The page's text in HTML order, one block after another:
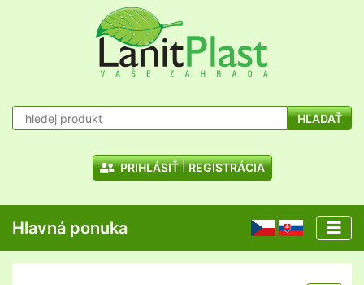
HĽADAŤ
PRIHLÁSIŤ REGISTRÁCIA
Hlavná ponuka CZ SK